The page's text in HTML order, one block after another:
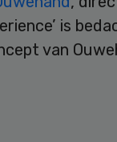
is
van